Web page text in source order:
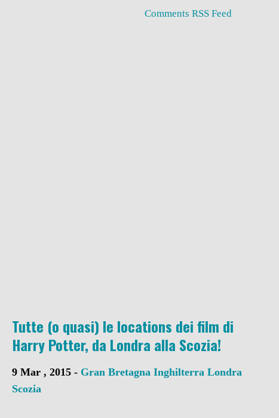
Comments RSS Feed
Tutte (o quasi) le locations dei film di
Harry Potter, da Londra alla Scozia!
9 Mar , 2015 - Gran Bretagna Inghilterra Londra
Scozia